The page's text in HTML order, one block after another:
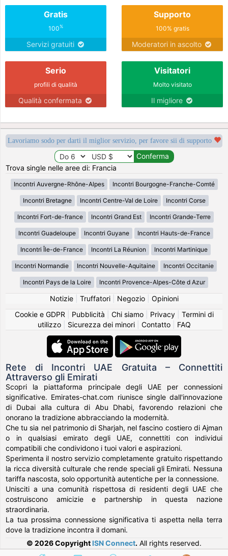
Gratis
100%
Servizi gratuiti
Supporto
100% gratis
Moderatori in ascolto
Serio
profili di qualità
Qualità confermata
Visitatori
Molto visitato
Il migliore
Lavoriamo sodo per darti il miglior servizio, per favore sii di supporto
Trova single nelle aree di: Francia
Incontri Auvergne-Rhône-Alpes Incontri Bourgogne-Franche-Comté
Incontri Bretagne Incontri Centre-Val de Loire Incontri Corse
Incontri Fort-de-france Incontri Grand Est Incontri Grande-Terre
Incontri Guadeloupe Incontri Guyane Incontri Hauts-de-France
Incontri Île-de-France Incontri La Réunion Incontri Martinique
Incontri Normandie Incontri Nouvelle-Aquitaine Incontri Occitanie
Incontri Pays de la Loire Incontri Provence-Alpes-Côte d Azur
Notizie| Truffatori| Negozio| Opinioni
Cookie e GDPR
Pubblicità Chi siamo| Privacy| Termini di
utilizzo| Sicurezza dei minori| Contatto| FAQ
Rete di Incontri UAE Gratuita – Connettiti
Attraverso gli Emirati
Scopri la piattaforma principale degli UAE per connessioni
significative. Emirates-chat.com riunisce single dall'innovazione
di Dubai alla cultura di Abu Dhabi, favorendo relazioni che
onorano la tradizione abbracciando la modernità.
Che tu sia nel patrimonio di Sharjah, nel fascino costiero di Ajman
o in qualsiasi emirato degli UAE, connettiti con individui
compatibili che condividono i tuoi valori e aspirazioni.
Sperimenta il nostro servizio completamente gratuito rispettando
la ricca diversità culturale che rende speciali gli Emirati. Nessuna
tariffa nascosta, solo opportunità autentiche per la connessione.
Unisciti a una comunità rispettosa di residenti degli UAE che
costruiscono amicizie e partnership in questa nazione
straordinaria.
La tua prossima connessione significativa ti aspetta nella terra
dove la tradizione incontra il domani.
© 2026 Copyright ISN Connect. All rights reserved.